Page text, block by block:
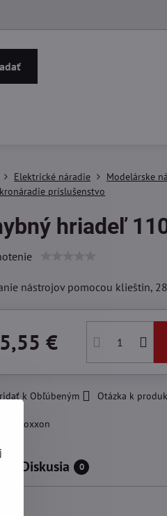
Elektrické náradie
Modelárske
príslušenstvo
hriadeľ
nástrojov pomocou klieštin,
€
k Obľúbeným Otázka k
Proxxon
Diskusia 0